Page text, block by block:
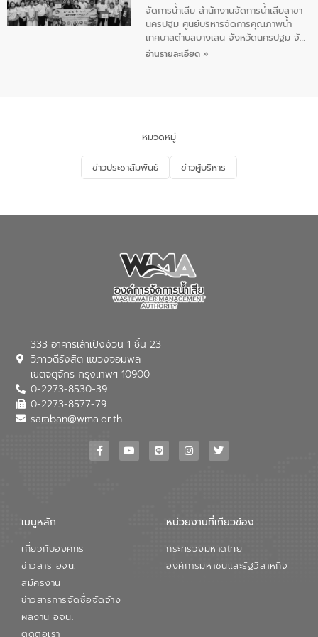
น้อย แก้วเศษ ผู้จัดการสำนักงานจัดการน้ำ
เสียสาขาภูเก็ต พร้อมด้วยเจ้าหน้าที่ จำนวน
5 คน ร่วมทำกิจกรรม ทำความสะอาด
ชายหาดและแหล่งท่องเที่ยว ณ บริเวณ
จัดการน้ำเสีย สำนักงานจัดการน้ำเสียสาขา
นครปฐม ศูนย์บริหารจัดการคุณภาพน้ำ
เทศบาลตำบลบางเลน จังหวัดนครปฐม จัด
กิจกรรมภายใต้โครงการส่งเสริมความรู้และ
จัดการน้ำเสียและสร้างจิตสำนึกในการ
อนุรักษ์สิ่งแวดล้อม ในหัวข้อ “น้ำเสียชุมชน
และการบำบัดน้ำเสียเบื้องต้น” โดยให้ความรู้
เกี่ยวกับสาเหตุและผลกระทบของน้ำเสีย
ณ เทศบาลตำบลบางเลน จังหวัดนครปฐม
อ่านรายละเอียด »
หมวดหมู่
ข่าวประชาสัมพันธ์ ข่าวผู้บริหาร
333 อาคารเล้าเป้งง้วน 1 ชั้น 23
วิภาวดีรังสิต แขวงจอมพล
เขตจตุจักร กรุงเทพฯ 10900
0-2273-8530-39
0-2273-8577-79
saraban@wma.or.th
เมนูหลัก
เกี่ยวกับองค์กร
ข่าวสาร อจน.
สมัครงาน
ข่าวสารการจัดซื้อจัดจ้าง
ผลงาน อจน.
ติดต่อเรา
หน่วยงานที่เกียวข้อง
กระทรวงมหาดไทย
องค์การมหาชนและรัฐวิสาหกิจ